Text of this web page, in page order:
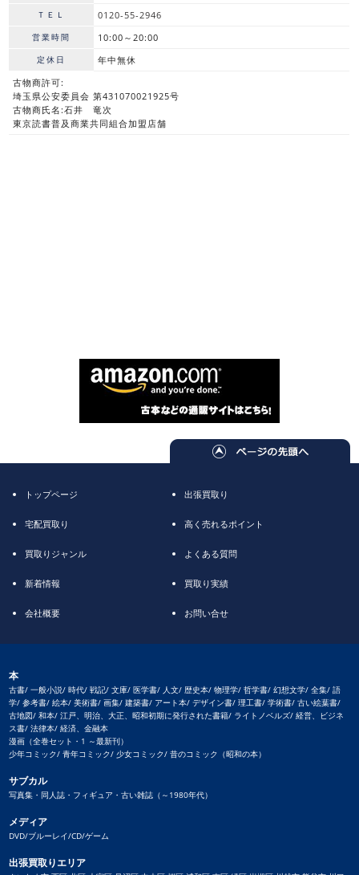
ＴＥＬ 0120-55-2946
営業時間 10:00～20:00
定休日
年中無休
古物商許可:
埼玉県公安委員会 第431070021925号
古物商氏名:石井 竜次
東京読書普及商業共同組合加盟店舗
トップページ 出張買取り
宅配買取り 高く売れるポイント
買取りジャンル よくある質問
新着情報 買取り実績
会社概要 お問い合せ
本
古書/ 一般小説/ 時代/ 戦記/ 文庫/ 医学書/ 人文/ 歴史本/ 物理学/ 哲学書/ 幻想文学/ 全集/ 語
学/ 参考書/ 絵本/ 美術書/ 画集/ 建築書/ アート本/ デザイン書/ 理工書/ 学術書/ 古い絵葉書/
古地図/ 和本/ 江戸、明治、大正、昭和初期に発行された書籍/ ライトノベルズ/ 経営、ビジネ
ス書/ 法律本/ 経済、金融本
漫画（全巻セット・1 ～最新刊）
少年コミック/ 青年コミック/ 少女コミック/ 昔のコミック（昭和の本）
サブカル
写真集・同人誌・フィギュア・古い雑誌（～1980年代）
メディア
DVD/ブルーレイ/CD/ゲーム
出張買取りエリア